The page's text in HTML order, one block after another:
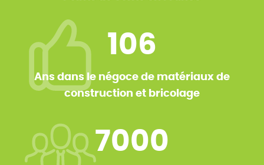
106
Ans dans le négoce de matériaux de
construction et bricolage
7000